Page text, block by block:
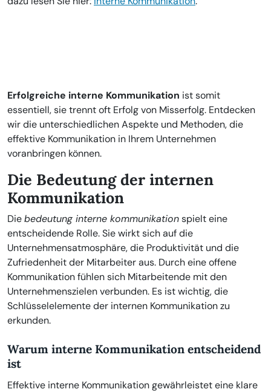
Erfolgreiche interne Kommunikation ist somit
essentiell, sie trennt oft Erfolg von Misserfolg. Entdecken
wir die unterschiedlichen Aspekte und Methoden, die
effektive Kommunikation in Ihrem Unternehmen
voranbringen können.
Die Bedeutung der internen
Kommunikation
Diebedeutung interne kommunikationspielt eine
entscheidende Rolle. Sie wirkt sich auf die
Unternehmensatmosphäre, die Produktivität und die
Zufriedenheit der Mitarbeiter aus. Durch eine offene
Kommunikation fühlen sich Mitarbeitende mit den
Unternehmenszielen verbunden. Es ist wichtig, die
Schlüsselelemente der internen Kommunikation zu
erkunden.
Warum interne Kommunikation entscheidend
ist
Effektive interne Kommunikation gewährleistet eine klare